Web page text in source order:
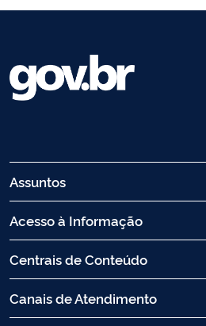
Assuntos
Acesso à Informação
Centrais de Conteúdo
Canais de Atendimento